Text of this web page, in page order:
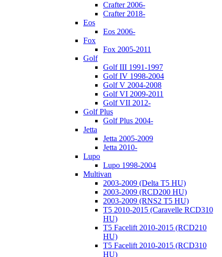
Crafter 2006-
Crafter 2018-
Eos
Eos 2006-
Fox
Fox 2005-2011
Golf
Golf III 1991-1997
Golf IV 1998-2004
Golf V 2004-2008
Golf VI 2009-2011
Golf VII 2012-
Golf Plus
Golf Plus 2004-
Jetta
Jetta 2005-2009
Jetta 2010-
Lupo
Lupo 1998-2004
Multivan
2003-2009 (Delta T5 HU)
2003-2009 (RCD200 HU)
2003-2009 (RNS2 T5 HU)
T5 2010-2015 (Caravelle RCD310
HU)
T5 Facelift 2010-2015 (RCD210
HU)
T5 Facelift 2010-2015 (RCD310
HU)